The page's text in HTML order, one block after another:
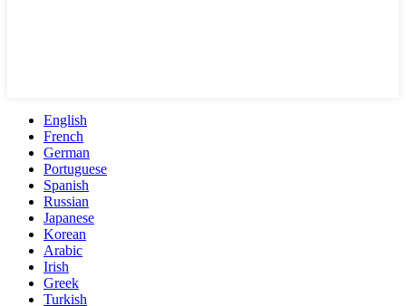
English
French
German
Portuguese
Spanish
Russian
Japanese
Korean
Arabic
Irish
Greek
Turkish